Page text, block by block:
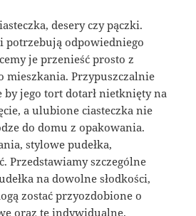
desery czy pączki.
potrzebują odpowiedniego
je przenieść prosto z
mieszkania. Przypuszczalnie
by jego tort dotarł nietknięty na
a ulubione ciasteczka nie
do domu z opakowania.
stylowe pudełka,
Przedstawiamy szczególne
na dowolne słodkości,
zostać przyozdobione o
oraz te indywidualne.